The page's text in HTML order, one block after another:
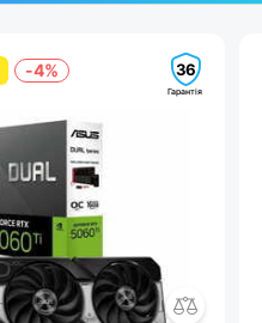
-4% 36
Гарантія